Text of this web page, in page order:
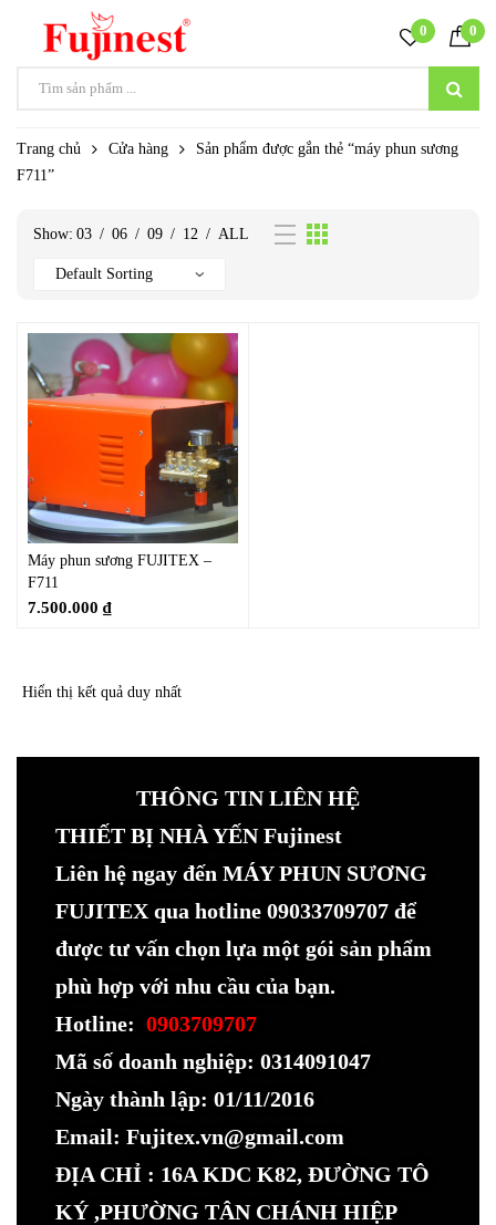
0 0
Trang chủ Cửa hàng
Sản phẩm được gắn thẻ “máy phun sương
F711”
Show: 03 / 06 / 09 / 12 / ALL
Máy phun sương FUJITEX –
F711
7.500.000 ₫
Hiển thị kết quả duy nhất
THÔNG TIN LIÊN HỆ
THIẾT BỊ NHÀ YẾN Fujinest
Liên hệ ngay đến MÁY PHUN SƯƠNG
FUJITEX qua hotline 09033709707 để
được tư vấn chọn lựa một gói sản phẩm
phù hợp với nhu cầu của bạn.
Hotline: 0903709707
Mã số doanh nghiệp: 0314091047
Ngày thành lập: 01/11/2016
Email: Fujitex.vn@gmail.com
ĐỊA CHỈ : 16A KDC K82, ĐƯỜNG TÔ
KÝ ,PHƯỜNG TÂN CHÁNH HIỆP